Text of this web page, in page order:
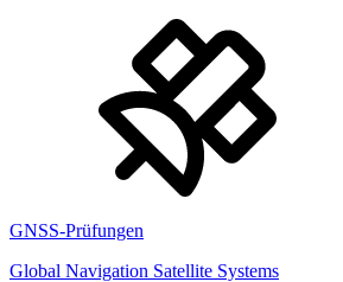
GNSS-Prüfungen
Global Navigation Satellite Systems